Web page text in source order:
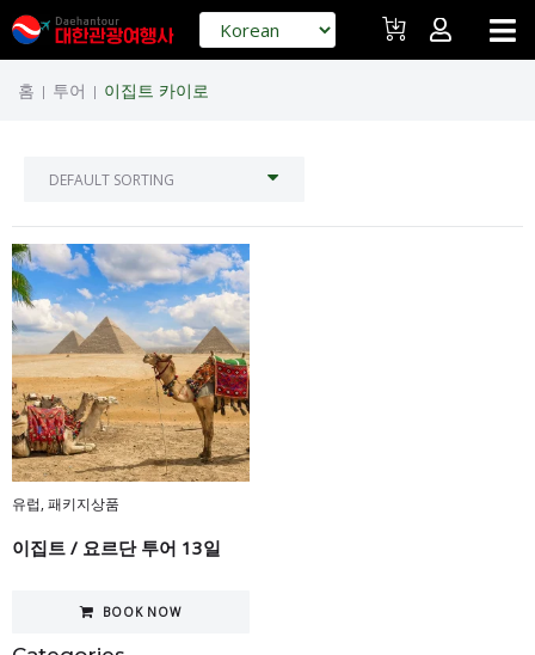
홈 | 투어 | 이집트 카이로
유럽,패키지상품
이집트 / 요르단 투어 13일
BOOK NOW